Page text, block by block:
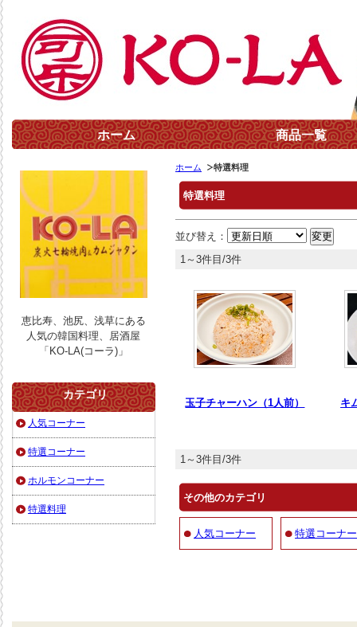
ホーム 商品一覧
ホーム 特選料理
特選料理
並び替え：
1～3件目/3件
玉子チャーハン（1人前） キ
1～3件目/3件
その他のカテゴリ
人気コーナー 特選コーナー
恵比寿、池尻、浅草にある
人気の韓国料理、居酒屋
「KO-LA(コーラ)」
カテゴリ
人気コーナー
特選コーナー
ホルモンコーナー
特選料理